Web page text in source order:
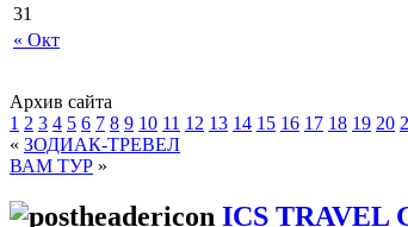
« Окт
31
Архив сайта
1 2 3 4 5 6 7 8 9 10 11 12 13 14 15 16 17 18 19 20
« ЗОДИАК-ТРЕВЕЛ
ВАМ ТУР »
ICS TRAVEL